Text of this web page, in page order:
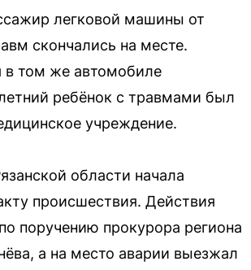
легковой машины от
скончались на месте.
в том же автомобиле
ребёнок с травмами был
учреждение.
области начала
происшествия. Действия
поручению прокурора региона
а на место аварии выезжал